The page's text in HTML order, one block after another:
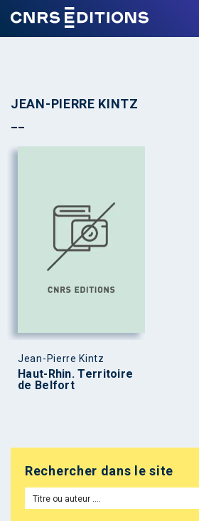
JEAN-PIERRE KINTZ
Jean-Pierre Kintz
Haut-Rhin. Territoire
de Belfort
Rechercher dans le site